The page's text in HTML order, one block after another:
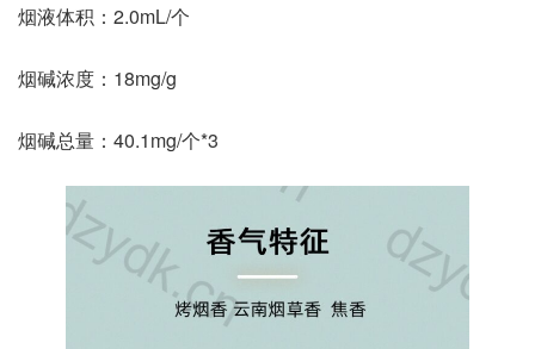
烟液体积：2.0mL/个
烟碱浓度：18mg/g
烟碱总量：40.1mg/个*3